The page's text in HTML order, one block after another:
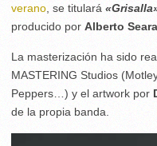
verano , se titulará
producido por Alberto Seara
La masterización ha sido
MASTERING Studios
Peppers…) y el artwork por
de la propia banda.